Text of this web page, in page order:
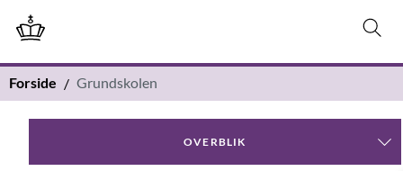
Forside Grundskolen
OVERBLIK